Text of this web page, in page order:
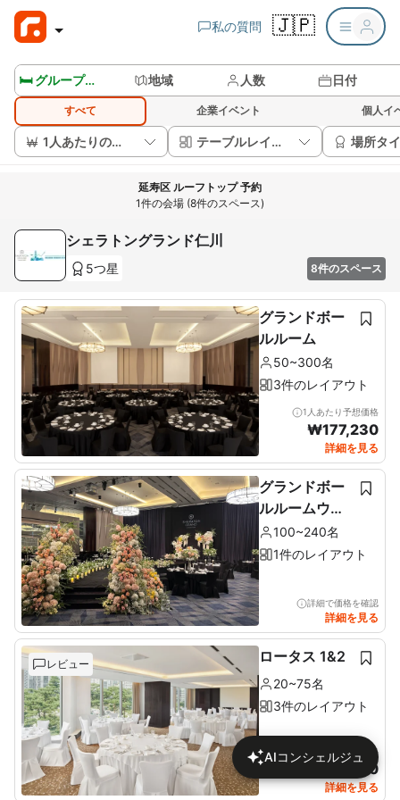
私の質問 🇯🇵
🛏️ グループルームを見る 地域 人数 日付
すべて 企業イベント 個人イ
1人あたりの価格 テーブルレイアウト 場所タ
延寿区 ルーフトップ 予約
1件の会場 (8件のスペース)
シェラトングランド仁川
5つ星 8件のスペース
グランドボー
ルルーム
50~300名
3件のレイアウト
1人あたり予想価格
₩177,230
詳細を見る
グランドボー
ルルームウェ
ディング
100~240名
1件のレイアウト
詳細で価格を確認
詳細を見る
レビュー ロータス 1&2
20~75名
3件のレイアウト
1人あたり予想価格
134,400
詳細を見る
AIコンシェルジュ